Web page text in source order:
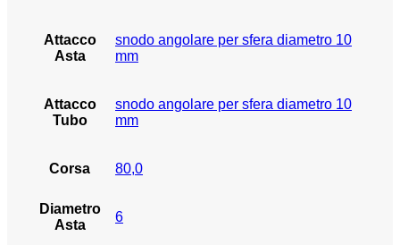
Attacco
Asta
snodo angolare per sfera diametro 10
mm
Attacco
Tubo
snodo angolare per sfera diametro 10
mm
Corsa 80,0
Diametro
Asta
6